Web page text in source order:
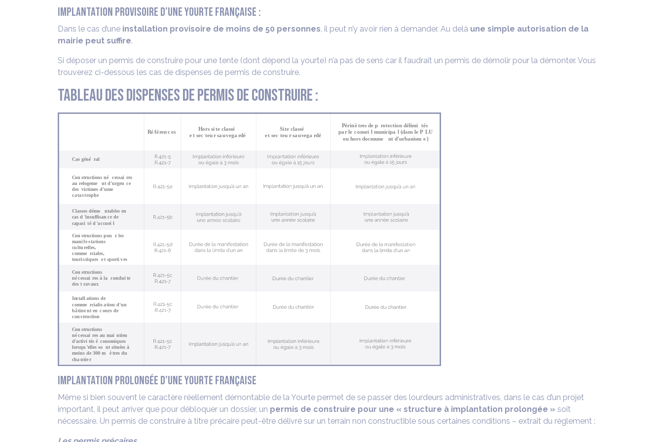
IMPLANTATION PROVISOIRE D’UNE YOURTE FRANÇAISE :
Dans le cas d’une installation provisoire de moins de 50 personnes, il peut n’y avoir rien à demander. Au delà une simple autorisation de la
mairie peut suffire.
Si déposer un permis de construire pour une tente (dont dépend la yourte) n’a pas de sens car il faudrait un permis de démolir pour la démonter. Vous
trouverez ci-dessous les cas de dispenses de permis de construire.
Tableau des dispenses de permis de construire :
IMPLANTATION PROLONGÉE D’UNE YOURTE FRANÇAISE
Même si bien souvent le caractère réellement démontable de la Yourte permet de se passer des lourdeurs administratives, dans le cas d’un projet
important, il peut arriver que pour débloquer un dossier, un permis de construire pour une « structure à implantation prolongée » soit
nécessaire. Un permis de construire à titre précaire peut-être délivré sur un terrain non constructible sous certaines conditions – extrait du règlement :